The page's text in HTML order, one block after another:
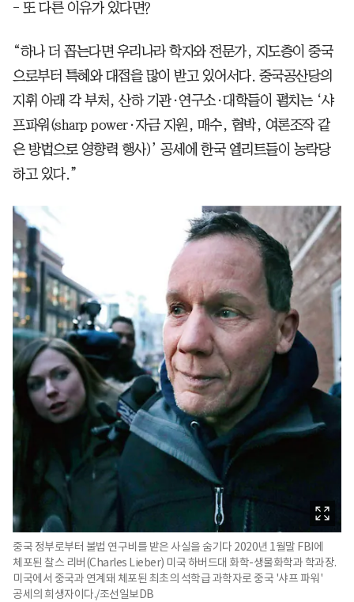
- 또 다른 이유가 있다면?
“하나 더 꼽는다면 우리나라 학자와 전문가, 지도층이 중국
으로부터 특혜와 대접을 많이 받고 있어서다. 중국공산당의
지휘 아래 각 부처, 산하 기관·연구소·대학들이 펼치는 ‘샤
프파워(sharp power·자금 지원, 매수, 협박, 여론조작 같
은 방법으로 영향력 행사)’ 공세에 한국 엘리트들이 농락당
하고 있다.”
중국 정부로부터 불법 연구비를 받은 사실을 숨기다 2020년 1월말 FBI에
체포된 찰스 리버(Charles Lieber) 미국 하버드대 화학-생물화학과 학과장.
미국에서 중국과 연계돼 체포된 최초의 석학급 과학자로 중국 '샤프 파워'
공세의 희생자이다./조선일보DB